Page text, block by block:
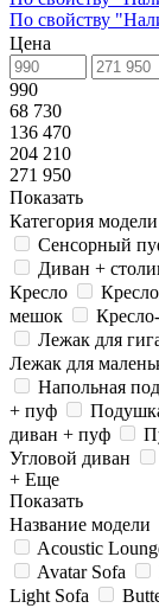
По свойству
Цена
990
68 730
136 470
204 210
271 950
Показать
Категория модели
Сенсорный
Диван +
Кресло
мешок
Лежак для
Лежак для
Напольная
+ пуф
диван + пуф
Угловой диван
+ Еще
Показать
Название модели
Acoustic
Avatar Sofa
Light Sofa